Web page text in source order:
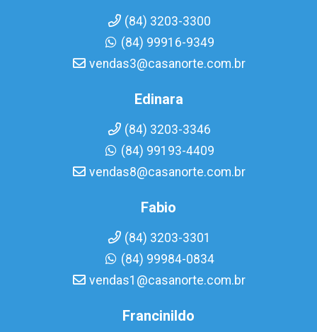
(84) 3203-3300
(84) 99916-9349
vendas3@casanorte.com.br
Edinara
(84) 3203-3346
(84) 99193-4409
vendas8@casanorte.com.br
Fabio
(84) 3203-3301
(84) 99984-0834
vendas1@casanorte.com.br
Francinildo